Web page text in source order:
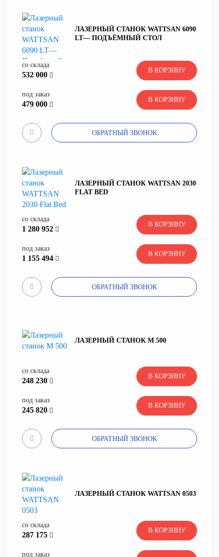
ЛАЗЕРНЫЙ СТАНОК WATTSAN 6090
LT— ПОДЪЁМНЫЙ СТОЛ
со склада
532 000
В КОРЗИНУ
под заказ
479 000
В КОРЗИНУ
ОБРАТНЫЙ ЗВОНОК
ЛАЗЕРНЫЙ СТАНОК WATTSAN 2030
FLAT BED
со склада
1 280 952
В КОРЗИНУ
под заказ
1 155 494
В КОРЗИНУ
ОБРАТНЫЙ ЗВОНОК
ЛАЗЕРНЫЙ СТАНОК M 500
со склада
248 230
В КОРЗИНУ
под заказ
245 820
В КОРЗИНУ
ОБРАТНЫЙ ЗВОНОК
ЛАЗЕРНЫЙ СТАНОК WATTSAN 0503
со склада
287 175
В КОРЗИНУ
под заказ